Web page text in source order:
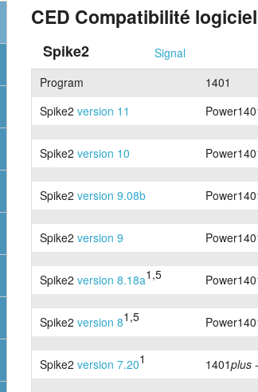
CED Compatibilité
Spike2 Signal
Program
1401
Spike2version 11
Spike2version 10
Spike2version 9.08b
Spike2version 9
Spike2version 8.18a1,5
Spike2version 81,5
Spike2version 7.201 1401plus